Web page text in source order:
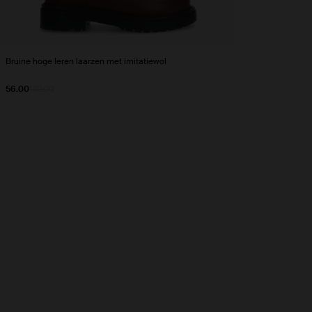
Bruine hoge leren laarzen met imitatiewol
56.00